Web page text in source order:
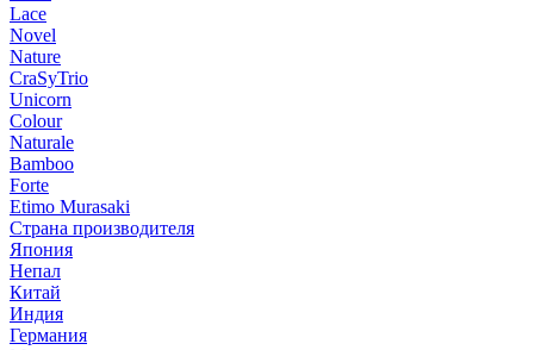
Lace
Novel
Nature
CraSyTrio
Unicorn
Colour
Naturale
Bamboo
Forte
Etimo Murasaki
Страна производителя
Япония
Непал
Китай
Индия
Германия